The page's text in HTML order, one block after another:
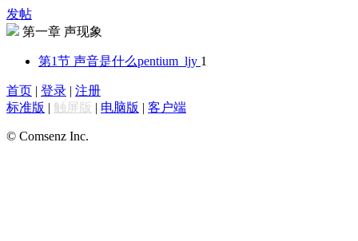
发帖
第一章 声现象
第1节 声音是什么pentium_ljy 1
首页 | 登录 | 注册
标准版 | 触屏版 | 电脑版 | 客户端
© Comsenz Inc.